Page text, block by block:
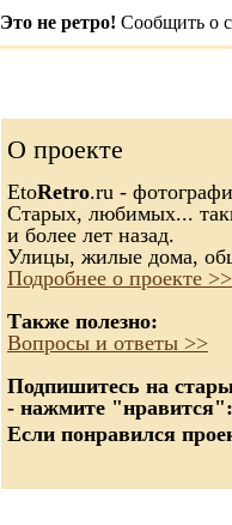
Это не ретро! Сообщить о
О проекте
EtoRetro.ru -
Старых, любимых...
и более лет назад.
Улицы, жилые дома,
Подробнее о проекте >>
Также полезно:
Вопросы и ответы >>
Подпишитесь на
- нажмите "нравится":
Если понравился